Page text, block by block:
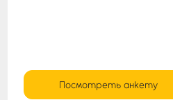
Посмотреть анкету